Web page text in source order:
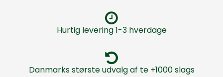
Hurtig levering 1-3 hverdage
Danmarks største udvalg af te +1000 slags